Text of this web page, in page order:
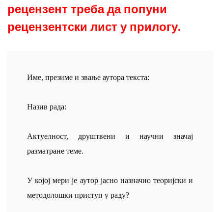
рецензент треба да попуни
рецензентски лист у прилогу.
Име, презиме и звање аутора текста:
Назив рада:
Актуелност, друштвени и научни значај
разматране теме.
У којој мери је аутор јасно назначио теоријски и
методолошки приступ у раду?